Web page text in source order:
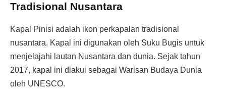
Tradisional Nusantara
Kapal Pinisi adalah ikon perkapalan tradisional
nusantara. Kapal ini digunakan oleh Suku Bugis untuk
menjelajahi lautan Nusantara dan dunia. Sejak tahun
2017, kapal ini diakui sebagai Warisan Budaya Dunia
oleh UNESCO.